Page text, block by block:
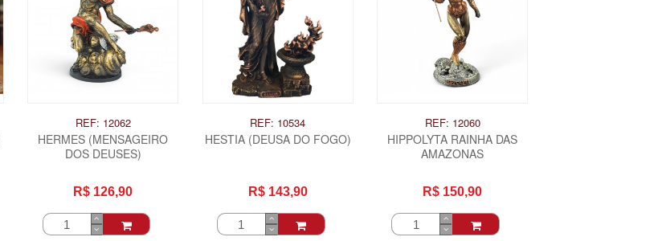
REF: 12062
HERMES (MENSAGEIRO
DOS DEUSES)
R$ 126,90
REF: 10534
HESTIA (DEUSA DO FOGO)
R$ 143,90
REF: 12060
HIPPOLYTA RAINHA DAS
AMAZONAS
R$ 150,90